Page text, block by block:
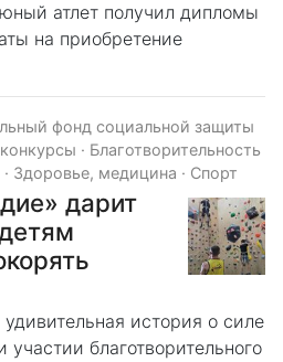
атлет получил дипломы
на приобретение
фонд социальной защиты
· Благотворительность
· Здоровье, медицина · Спорт
дарит
история о силе
благотворительного